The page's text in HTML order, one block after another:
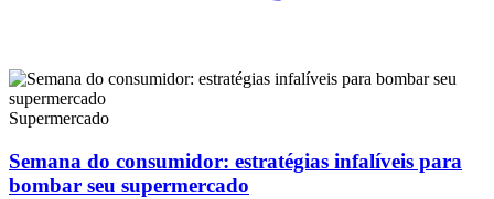
Supermercado
Semana do consumidor: estratégias infalíveis para
bombar seu supermercado